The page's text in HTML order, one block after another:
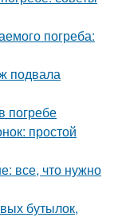
погреба:
подвала
погребе
простой
все, что нужно
бутылок,